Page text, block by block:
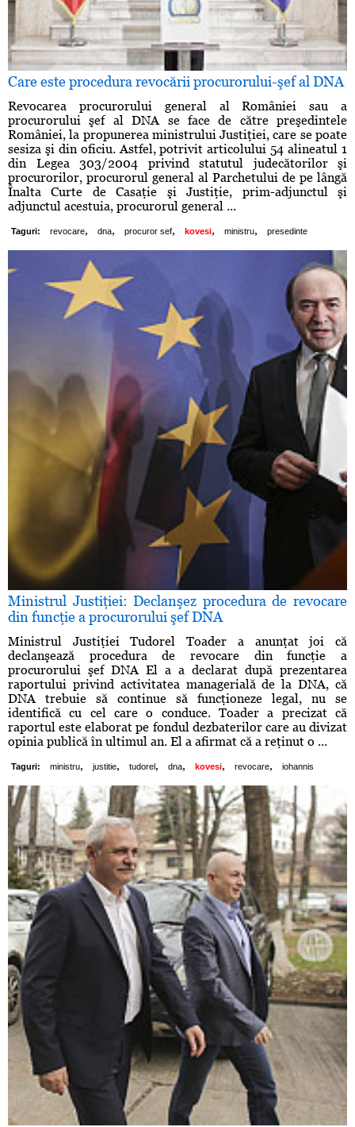
Care este procedura revocării procurorului-şef al DNA
Revocarea procurorului general al României sau a
procurorului şef al DNA se face de către preşedintele
României, la propunerea ministrului Justiţiei, care se poate
sesiza şi din oficiu. Astfel, potrivit articolului 54 alineatul 1
din Legea 303/2004 privind statutul judecătorilor şi
procurorilor, procurorul general al Parchetului de pe lângă
Înalta Curte de Casaţie şi Justiţie, prim-adjunctul şi
adjunctul acestuia, procurorul general ...
Taguri: revocare, dna, procuror sef, kovesi, ministru, presedinte
Ministrul Justiţiei: Declanşez procedura de revocare
din funcţie a procurorului şef DNA
Ministrul Justiţiei Tudorel Toader a anunţat joi că
declanşează procedura de revocare din funcţie a
procurorului şef DNA El a a declarat după prezentarea
raportului privind activitatea managerială de la DNA, că
DNA trebuie să continue să funcţioneze legal, nu se
identifică cu cel care o conduce. Toader a precizat că
raportul este elaborat pe fondul dezbaterilor care au divizat
opinia publică în ultimul an. El a afirmat că a reţinut o ...
Taguri: ministru, justitie, tudorel , dna, kovesi, revocare, iohannis